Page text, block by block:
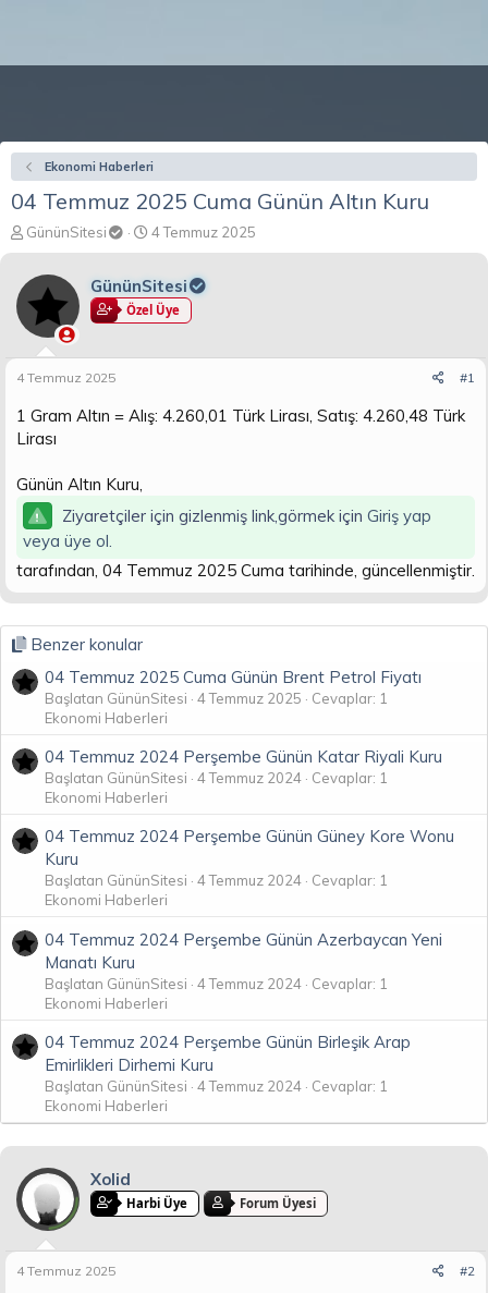
Ekonomi Haberleri
04 Temmuz 2025 Cuma Günün Altın Kuru
K
o
b
u
y
a
a
a
n
GününSitesi
B
a
l
a
n
a
4 Temmuz 2025
GününSitesi
Özel Üye
4 Temmuz 2025 #1
1 Gram Altın = Alış: 4.260,01 Türk Lirası, Satış: 4.260,48 Türk
Lirası
Günün Altın Kuru,
Ziyaretçiler için gizlenmiş link,görmek için Giriş yap
veya üye ol.
tarafından, 04 Temmuz 2025 Cuma tarihinde, güncellenmiştir.
Benzer konular
04 Temmuz 2025 Cuma Günün Brent Petrol Fiyatı
Başlatan GününSitesi 4 Temmuz 2025
Cevaplar: 1
Ekonomi Haberleri
04 Temmuz 2024 Perşembe Günün Katar Riyali Kuru
Başlatan GününSitesi 4 Temmuz 2024
Cevaplar: 1
Ekonomi Haberleri
04 Temmuz 2024 Perşembe Günün Güney Kore Wonu
Kuru
Başlatan GününSitesi 4 Temmuz 2024
Cevaplar: 1
Ekonomi Haberleri
04 Temmuz 2024 Perşembe Günün Azerbaycan Yeni
Manatı Kuru
Başlatan GününSitesi 4 Temmuz 2024
Cevaplar: 1
Ekonomi Haberleri
04 Temmuz 2024 Perşembe Günün Birleşik Arap
Emirlikleri Dirhemi Kuru
Başlatan GününSitesi 4 Temmuz 2024
Cevaplar: 1
Ekonomi Haberleri
Xolid
Harbi Üye Forum Üyesi
4 Temmuz 2025 #2